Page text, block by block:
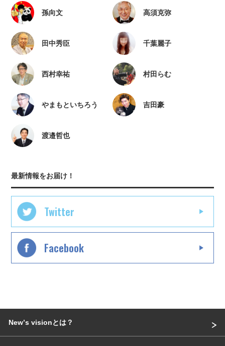
孫向文 高須克弥
田中秀臣 千葉麗子
西村幸祐 村田らむ
やまもといちろう 吉田豪
渡邉哲也
最新情報をお届け！
Twitter
Facebook
Newʼs visionとは？